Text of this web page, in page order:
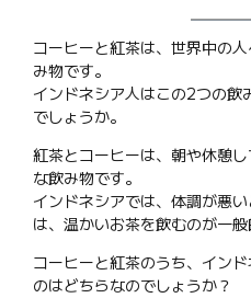
コーヒーと紅茶は、世界中の
み物です。
インドネシア人はこの2つの飲
でしょうか。
紅茶とコーヒーは、朝や休憩
な飲み物です。
インドネシアでは、体調が悪
は、温かいお茶を飲むのが一般
コーヒーと紅茶のうち、イン
のはどちらなのでしょうか？